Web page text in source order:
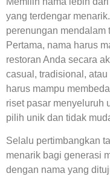
yang terdengar
perenungan mendalam
Pertama, nama harus
restoran Anda secara
casual, tradisional,
harus mampu
riset pasar menyeluruh
pilih unik dan tidak
Selalu pertimbangkan
menarik bagi generasi
dengan nama yang